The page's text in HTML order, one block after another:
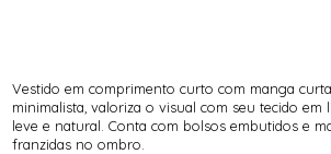
Vestido em comprimento curto com manga
minimalista, valoriza o visual com seu tecido
leve e natural. Conta com bolsos embutidos e
franzidas no ombro.